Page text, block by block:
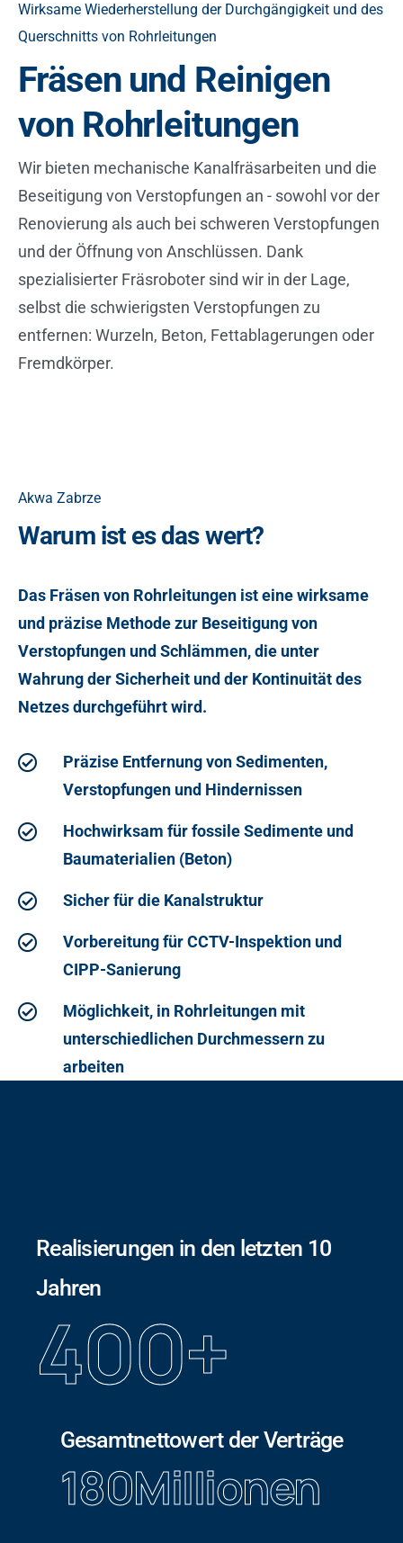
Wirksame Wiederherstellung der Durchgängigkeit und des
Querschnitts von Rohrleitungen
Fräsen und Reinigen
von Rohrleitungen
Wir bieten mechanische Kanalfräsarbeiten und die
Beseitigung von Verstopfungen an - sowohl vor der
Renovierung als auch bei schweren Verstopfungen
und der Öffnung von Anschlüssen. Dank
spezialisierter Fräsroboter sind wir in der Lage,
selbst die schwierigsten Verstopfungen zu
entfernen: Wurzeln, Beton, Fettablagerungen oder
Fremdkörper.
Akwa Zabrze
Warum ist es das wert?
Das Fräsen von Rohrleitungen ist eine wirksame
und präzise Methode zur Beseitigung von
Verstopfungen und Schlämmen, die unter
Wahrung der Sicherheit und der Kontinuität des
Netzes durchgeführt wird.
Präzise Entfernung von Sedimenten,
Verstopfungen und Hindernissen
Hochwirksam für fossile Sedimente und
Baumaterialien (Beton)
Sicher für die Kanalstruktur
Vorbereitung für CCTV-Inspektion und
CIPP-Sanierung
Möglichkeit, in Rohrleitungen mit
unterschiedlichen Durchmessern zu
arbeiten
Realisierungen in den letzten 10
Jahren
400+
Gesamtnettowert der Verträge
180Millionen